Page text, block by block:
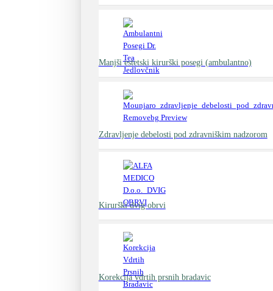
Manjši estetski kirurški posegi (ambulantno)
Zdravljenje debelosti pod zdravniškim nadzorom
Kirurški dvig obrvi
Korekcija vdrtih prsnih bradavic